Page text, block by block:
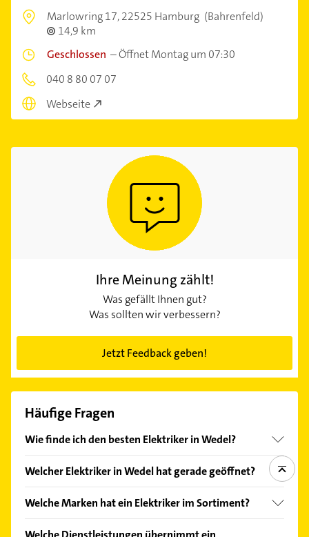
Marlowring 17,22525 Hamburg (Bahrenfeld)
14,9 km
Geschlossen –Öffnet Montag um 07:30
040 8 80 07 07
Webseite
Ihre Meinung zählt!
Was gefällt Ihnen gut?
Was sollten wir verbessern?
Jetzt Feedback geben!
Häufige Fragen
Wie finde ich den besten Elektriker in Wedel?
Kundenmeinungen und profitieren Sie von den
einfach nachBewertungensortiert anzeigen lassen.
Welcher Elektriker in Wedel hat gerade geöffnet?
Bitte beachten Sie, dass diese an Sonn- und
Welche Marken hat ein Elektriker im Sortiment?